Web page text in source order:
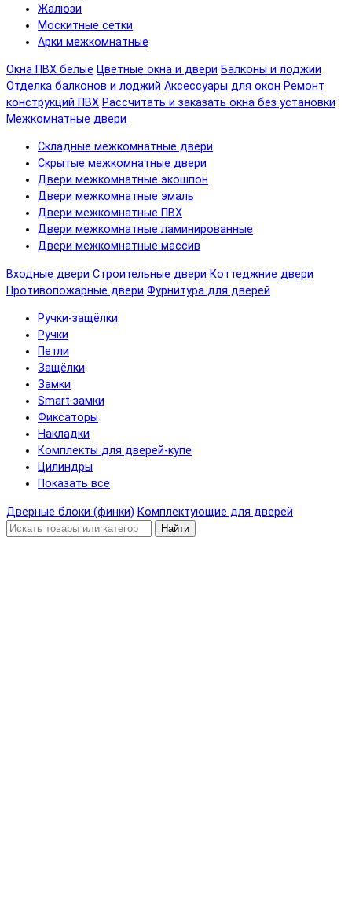
Жалюзи
Москитные сетки
Арки межкомнатные
Окна ПВХ белые Цветные окна и двери Балконы и лоджии
Отделка балконов и лоджий Аксессуары для окон Ремонт
конструкций ПВХ Рассчитать и заказать окна без установки
Межкомнатные двери
Складные межкомнатные двери
Скрытые межкомнатные двери
Двери межкомнатные экошпон
Двери межкомнатные эмаль
Двери межкомнатные ПВХ
Двери межкомнатные ламинированные
Двери межкомнатные массив
Входные двери Строительные двери Коттеджние двери
Противопожарные двери Фурнитура для дверей
Ручки-защёлки
Ручки
Петли
Защёлки
Замки
Smart замки
Фиксаторы
Накладки
Комплекты для дверей-купе
Цилиндры
Показать все
Дверные блоки (финки) Комплектующие для дверей
Найти